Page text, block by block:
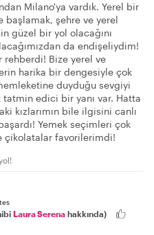
Milano'ya vardık. Yerel bir
başlamak, şehre ve yerel
güzel bir yol olacağını
da endişeliydim!
rehberdi! Bize yerel ve
harika bir dengesiyle çok
duyduğu sevgiyi
tatmin edici bir yanı var. Hatta
kızlarımın bile ilgisini canlı
Yemek seçimleri çok
çikolatalar favorilerimdi!
Laura Serena hakkında)